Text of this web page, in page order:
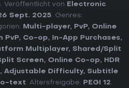
. Veröffentlicht von
Electronic
Sept. 2025. Genres:
Multi-player, PvP, Online
PvP, Co-op, In-App Purchases,
Multiplayer, Shared/Split
Screen, Online Co-op,
HDR
, Adjustable Difficulty, Subtitle
text. Altersfreigabe: PEGI 12.